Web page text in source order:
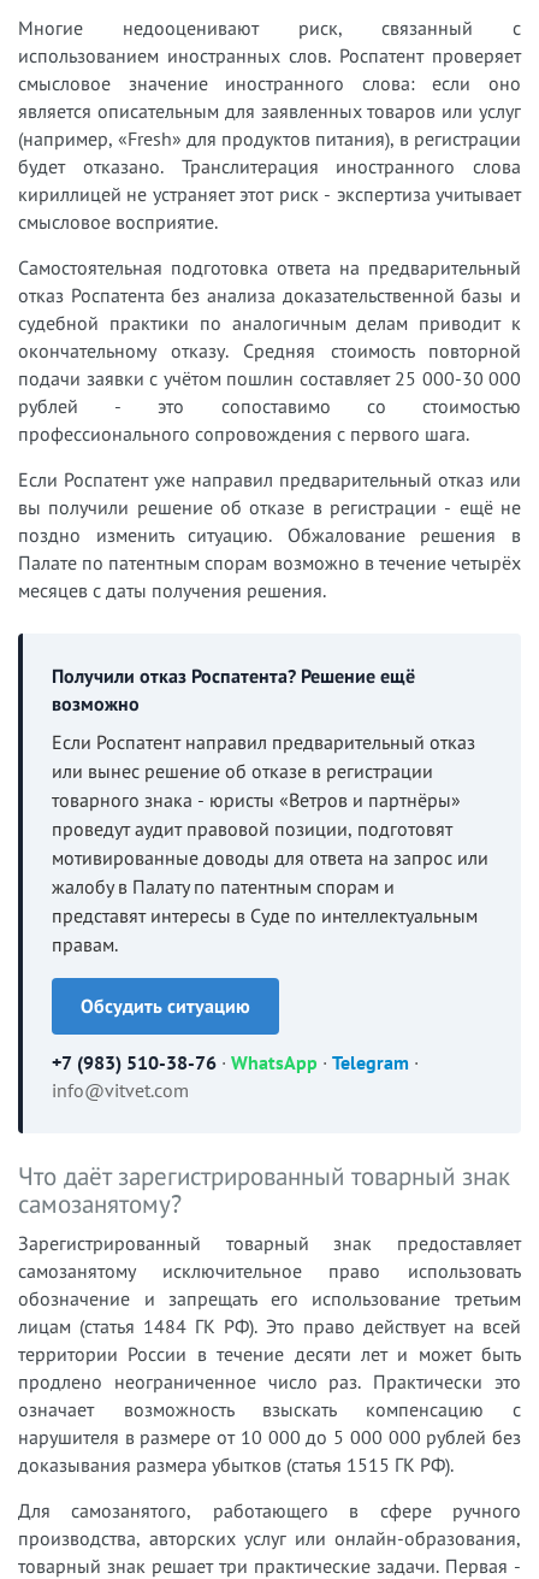
Многие недооценивают риск, связанный с
использованием иностранных слов. Роспатент проверяет
смысловое значение иностранного слова: если оно
является описательным для заявленных товаров или услуг
(например, «Fresh» для продуктов питания), в регистрации
будет отказано. Транслитерация иностранного слова
кириллицей не устраняет этот риск - экспертиза учитывает
смысловое восприятие.
Самостоятельная подготовка ответа на предварительный
отказ Роспатента без анализа доказательственной базы и
судебной практики по аналогичным делам приводит к
окончательному отказу. Средняя стоимость повторной
подачи заявки с учётом пошлин составляет 25 000-30 000
рублей - это сопоставимо со стоимостью
профессионального сопровождения с первого шага.
Если Роспатент уже направил предварительный отказ или
вы получили решение об отказе в регистрации - ещё не
поздно изменить ситуацию. Обжалование решения в
Палате по патентным спорам возможно в течение четырёх
месяцев с даты получения решения.
Получили отказ Роспатента? Решение ещё
возможно
Если Роспатент направил предварительный отказ
или вынес решение об отказе в регистрации
товарного знака - юристы «Ветров и партнёры»
проведут аудит правовой позиции, подготовят
мотивированные доводы для ответа на запрос или
жалобу в Палату по патентным спорам и
представят интересы в Суде по интеллектуальным
правам.
Обсудить ситуацию
+7 (983) 510-38-76 · WhatsApp · Telegram ·
info@vitvet.com
Что даёт зарегистрированный товарный знак
самозанятому?
Зарегистрированный товарный знак предоставляет
самозанятому исключительное право использовать
обозначение и запрещать его использование третьим
лицам (статья 1484 ГК РФ). Это право действует на всей
территории России в течение десяти лет и может быть
продлено неограниченное число раз. Практически это
означает возможность взыскать компенсацию с
нарушителя в размере от 10 000 до 5 000 000 рублей без
доказывания размера убытков (статья 1515 ГК РФ).
Для самозанятого, работающего в сфере ручного
производства, авторских услуг или онлайн-образования,
товарный знак решает три практические задачи. Первая -